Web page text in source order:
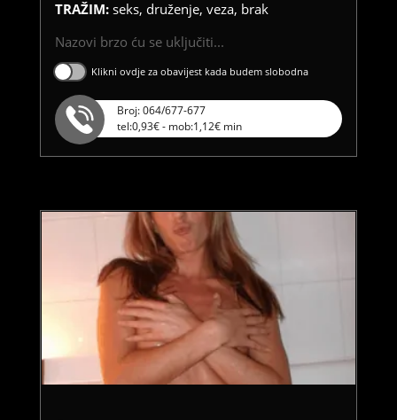
TRAŽIM: seks, druženje, veza, brak
Nazovi brzo ću se uključiti...
Klikni ovdje za obavijest kada budem slobodna
Broj: 064/677-677
tel:0,93€ - mob:1,12€ min